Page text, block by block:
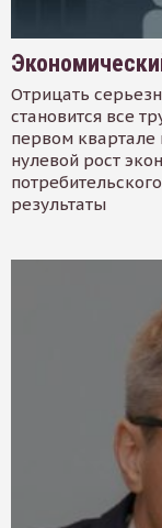
Отрицать
становится все
первом квартале
нулевой рост
результаты